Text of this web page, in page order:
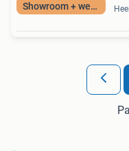
Showroom + website